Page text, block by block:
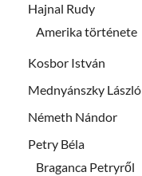
Hajnal Rudy
Amerika története
Kosbor István
Mednyánszky László
Németh Nándor
Petry Béla
Braganca Petryről